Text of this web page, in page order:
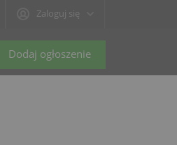
Zaloguj się
Dodaj ogłoszenie